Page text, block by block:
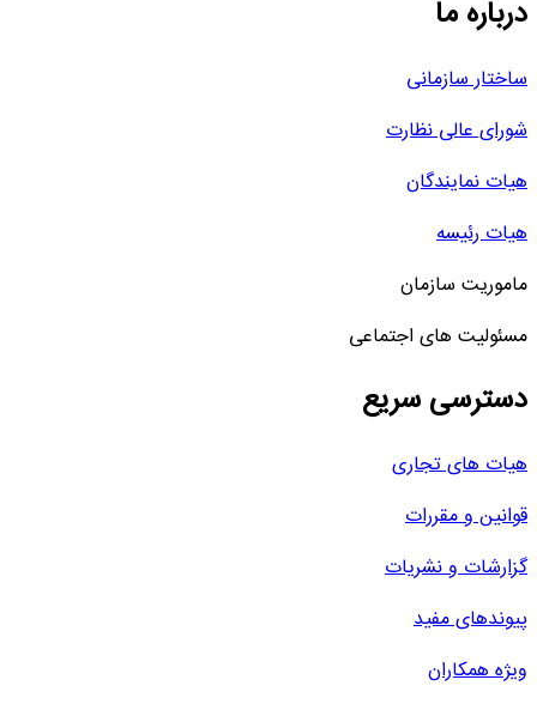
درباره ما
ساختار سازمانی
شورای عالی نظارت
هیات نمایندگان
هیات رئیسه
ماموریت سازمان
مسئولیت های اجتماعی
دسترسی سریع
هیات های تجاری
قوانین و مقررات
گزارشات و نشریات
پیوندهای مفید
ویژه همکاران